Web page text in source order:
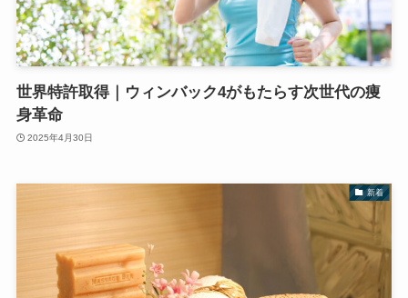
世界特許取得｜ウィンバック4がもたらす次世代の痩
身革命
2025年4月30日
新着